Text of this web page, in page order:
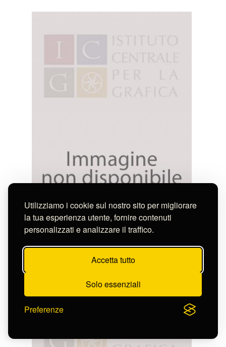
Utilizziamo i cookie sul nostro sito per migliorare
la tua esperienza utente, fornire contenuti
personalizzati e analizzare il traffico.
Accetta tutto
Solo essenziali
Preferenze
Charpenaer
NAPLES SICIL ET ..